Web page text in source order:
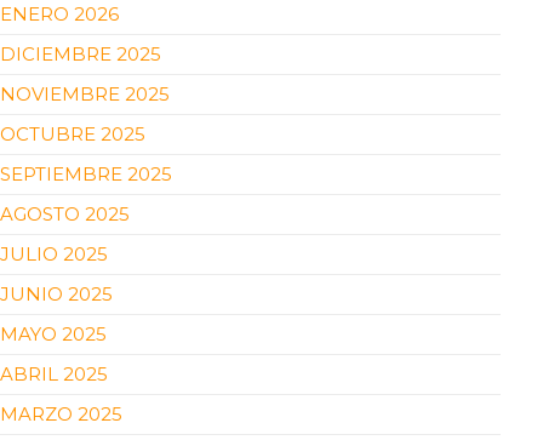
ENERO 2026
DICIEMBRE 2025
NOVIEMBRE 2025
OCTUBRE 2025
SEPTIEMBRE 2025
AGOSTO 2025
JULIO 2025
JUNIO 2025
MAYO 2025
ABRIL 2025
MARZO 2025